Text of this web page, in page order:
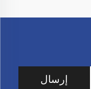
إرسال